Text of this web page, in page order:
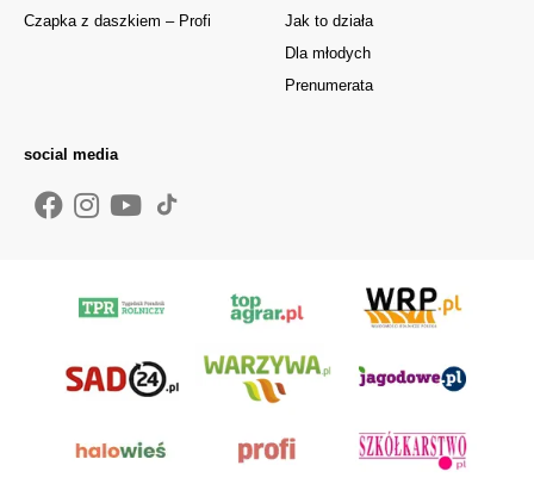
Jak to działa
Dla młodych
Prenumerata
Czapka z daszkiem – Profi
social media